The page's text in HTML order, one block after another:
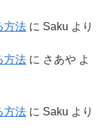
方法 に Saku より
方法 に さあや よ
方法 に Saku より